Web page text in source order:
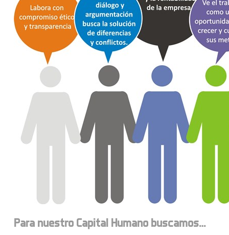
Para nuestro Capital Humano buscamos…